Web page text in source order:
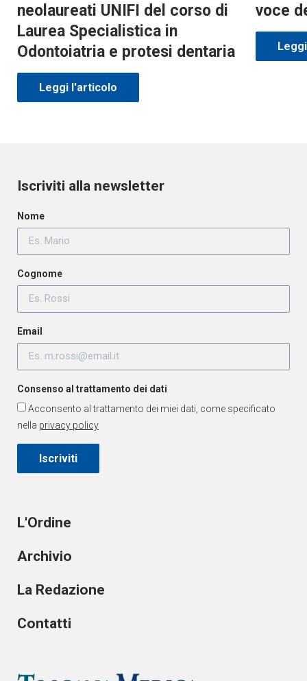
neolaureati UNIFI del corso di
Laurea Specialistica in
Odontoiatria e protesi dentaria
Leggi l'articolo
voce
L'Ordine
Archivio
La Redazione
Contatti
Iscriviti alla newsletter
Nome
Cognome
Email
Consenso al trattamento dei dati
Acconsento al trattamento dei miei dati, come specificato
nella privacy policy
Iscriviti